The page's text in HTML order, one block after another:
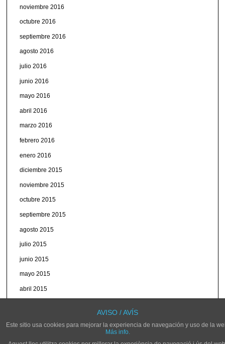
noviembre 2016
octubre 2016
septiembre 2016
agosto 2016
julio 2016
junio 2016
mayo 2016
abril 2016
marzo 2016
febrero 2016
enero 2016
diciembre 2015
noviembre 2015
octubre 2015
septiembre 2015
agosto 2015
julio 2015
junio 2015
mayo 2015
abril 2015
AVISO / AVÍS
Este sitio usa cookies para mejorar la experiencia de navegación y uso de la
Más info.